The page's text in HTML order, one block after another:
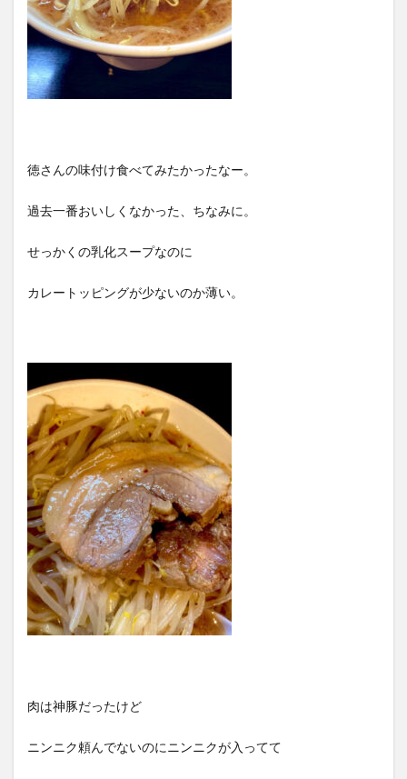
徳さんの味付け食べてみたかったなー。
過去一番おいしくなかった、ちなみに。
せっかくの乳化スープなのに
カレートッピングが少ないのか薄い。
肉は神豚だったけど
ニンニク頼んでないのにニンニクが入ってて